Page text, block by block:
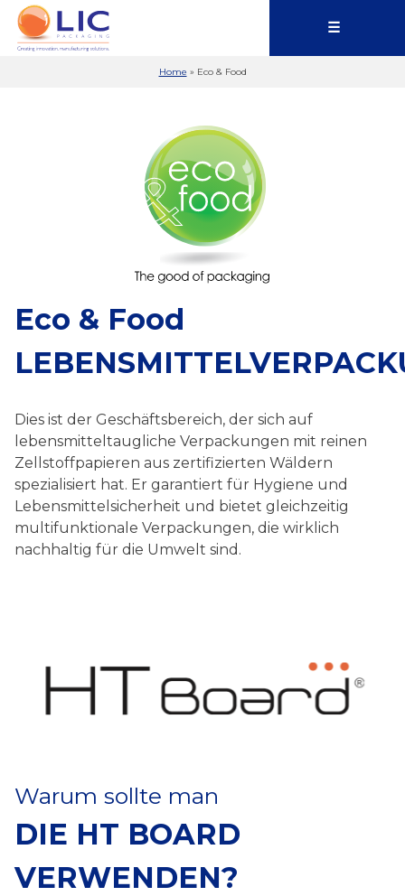
☰
Home » Eco & Food
Eco & Food
Dies ist der Geschäftsbereich, der sich auf
lebensmitteltaugliche Verpackungen mit reinen
Zellstoffpapieren aus zertifizierten Wäldern
spezialisiert hat. Er garantiert für Hygiene und
Lebensmittelsicherheit und bietet gleichzeitig
multifunktionale Verpackungen, die wirklich
nachhaltig für die Umwelt sind.
Warum sollte man
DIE HT BOARD
VERWENDEN?